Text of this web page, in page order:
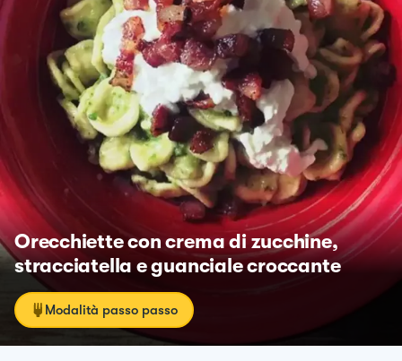
Orecchiette con crema di zucchine,
stracciatella e guanciale croccante
Modalità passo passo